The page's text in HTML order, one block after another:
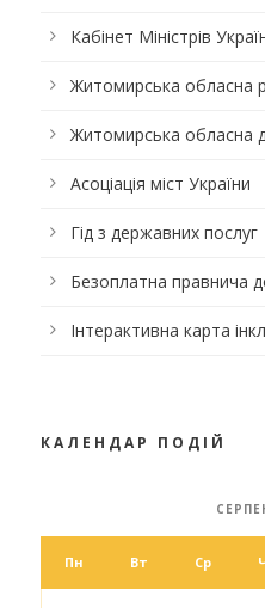
Кабінет Міністрів
Житомирська обласна
Житомирська обласна
Асоціація міст України
Гід з державних послуг
Безоплатна правнича
Інтерактивна карта
КАЛЕНДАР ПОДІЙ
Пн Вт Ср